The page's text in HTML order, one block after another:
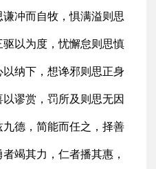
冲而自牧，惧满溢则思
以为度，忧懈怠则思慎
纳下，想谗邪则思正身
谬赏，罚所及则思无因
德，简能而任之，择善
竭其力，仁者播其惠，